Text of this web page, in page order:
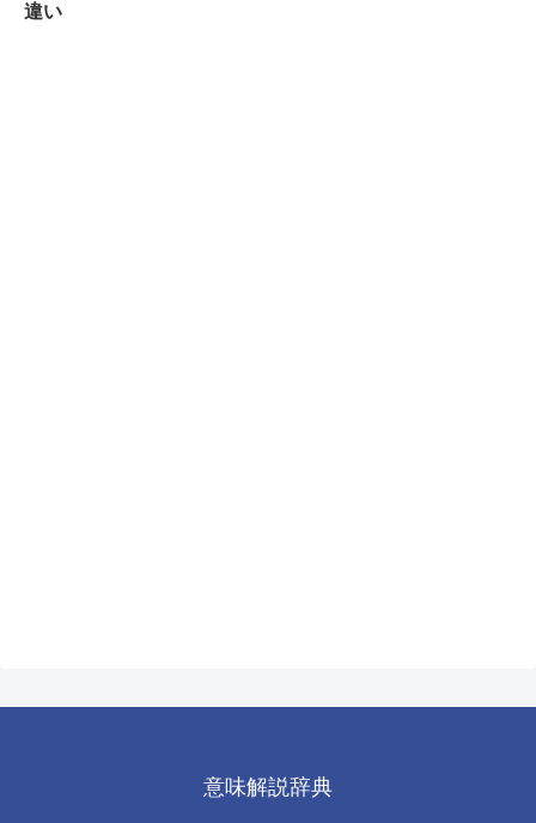
違い
意味解説辞典